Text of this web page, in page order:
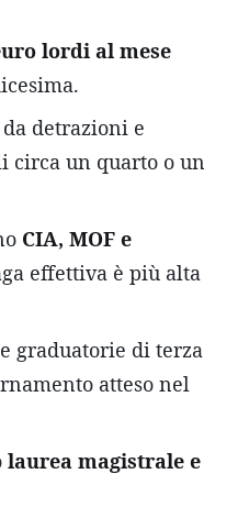
lordi al mese
detrazioni e
circa un quarto o un
CIA, MOF e
effettiva è più alta
e graduatorie di terza
atteso nel
laurea magistrale e